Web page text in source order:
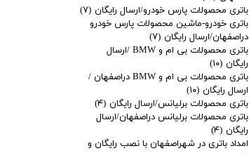
باتری محصولات پارس خودرو/ارسال رایگان (۷)
باتری خودرو-ماشین محصولات پارس خودرو
دراصفهان/ارسال رایگان (۷)
باتری محصولات بی ام و BMW /ارسال
رایگان (۱۰)
باتری محصولات بی ام و BMW دراصفهان /
ارسال رایگان (۱۰)
باتری محصولات برلیانس/ارسال رایگان (۴)
باتری محصولات برلیانس دراصفهان/ارسال
رایگان (۴)
امداد باتری در شهراصفهان با نصب رایگان و